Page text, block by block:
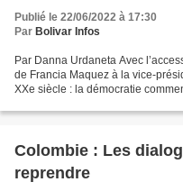
Publié le 22/06/2022 à 17:30
Par Bolivar Infos
Par Danna Urdaneta Avec
de Francia Maquez à la vice-
XXe siècle : la démocratie
Colombie : Les
reprendre